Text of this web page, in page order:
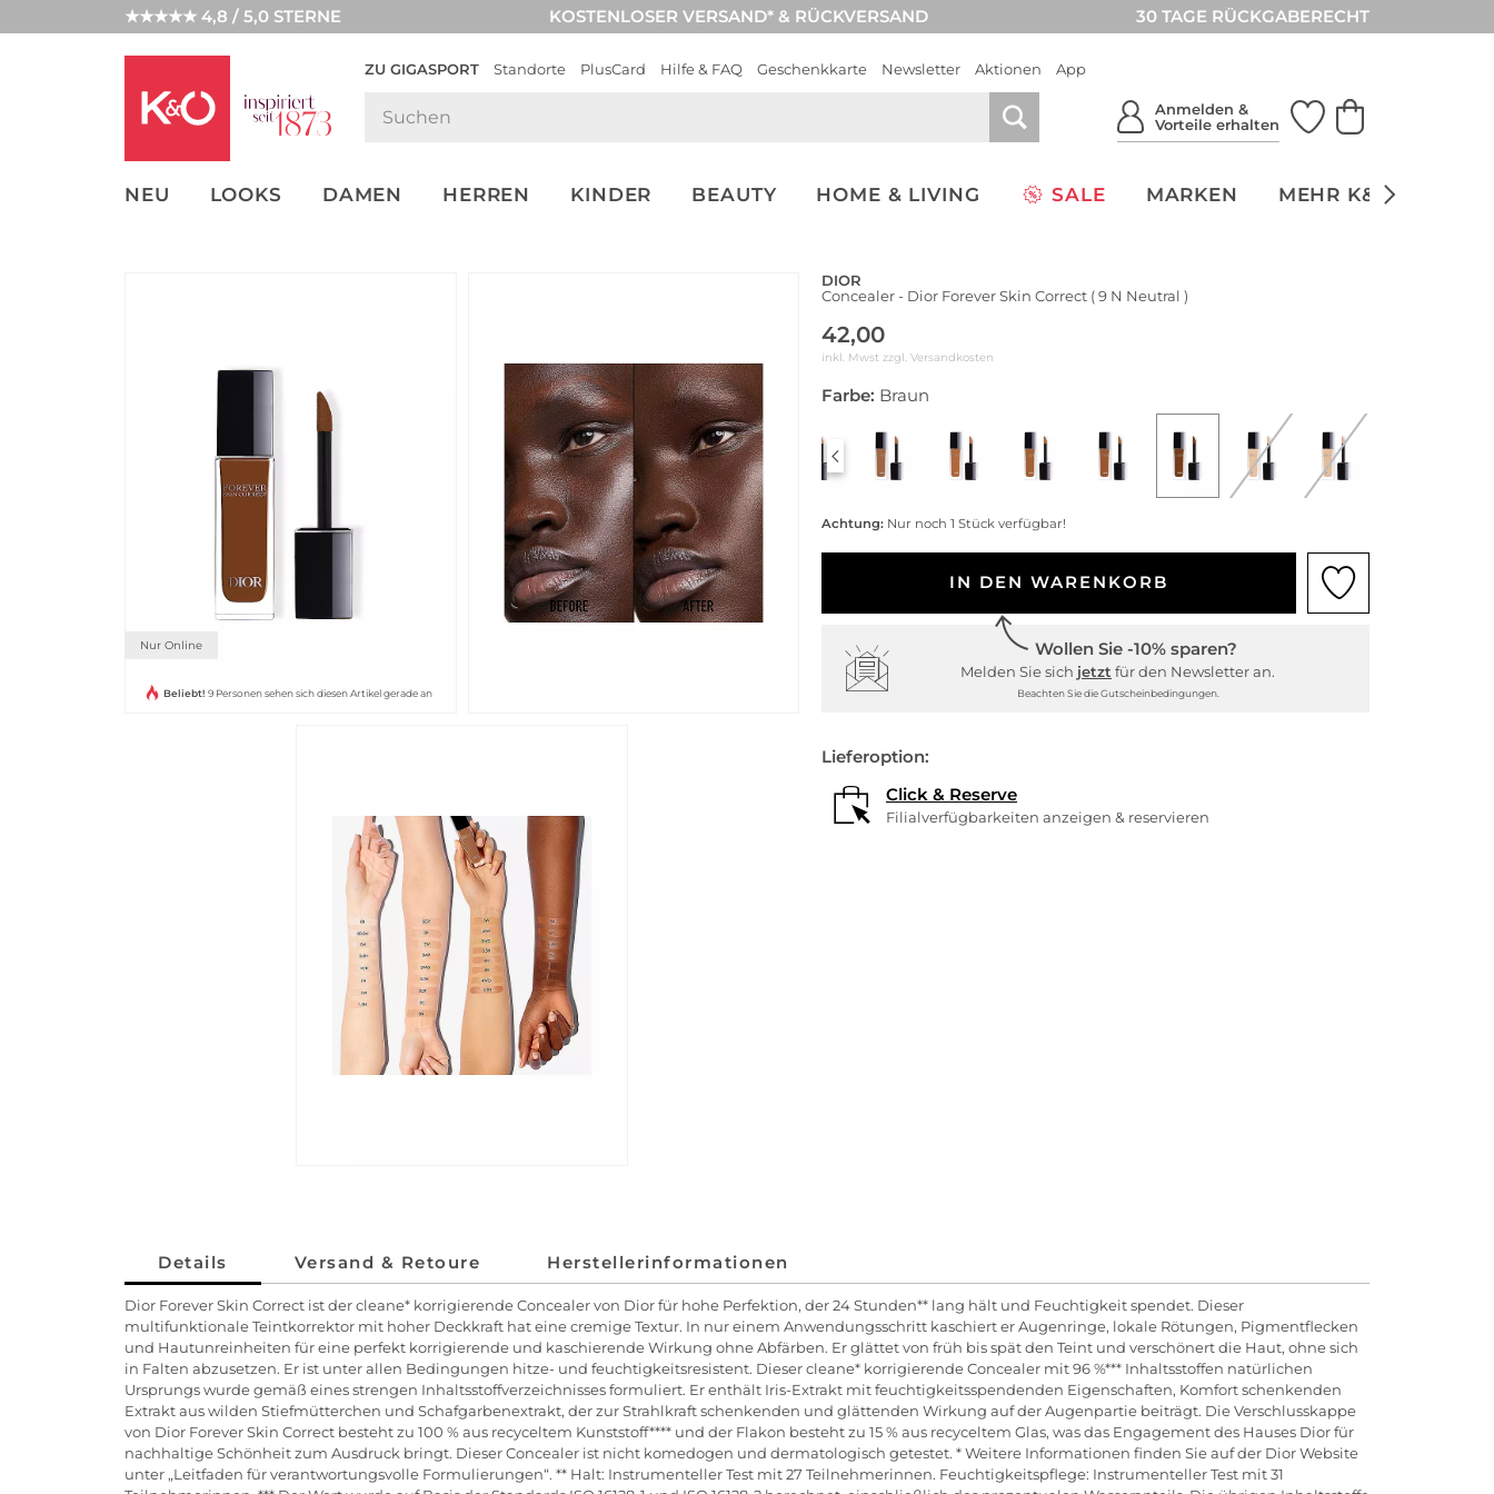
★★★★★ 4,8 / 5,0 STERNE KOSTENLOSER VERSAND* & RÜCKVERSAND 30 TAGE RÜCKGABERECHT
ZU GIGASPORT Standorte PlusCard Hilfe & FAQ Geschenkkarte Newsletter Aktionen App
Anmelden &
Vorteile erhalten
NEU LOOKS DAMEN HERREN KINDER BEAUTY HOME & LIVING SALE MARKEN MEHR K&Ö
UNSERE APP
CLICK &
Nur Online
Beliebt! 9 Personen sehen sich diesen Artikel gerade an
DIOR
Concealer - Dior Forever Skin Correct ( 9 N Neutral )
42,00
inkl. Mwst zzgl. Versandkosten
Farbe: Braun
Achtung: Nur noch 1 Stück verfügbar!
IN DEN WARENKORB
Wollen Sie -10% sparen?
Melden Sie sich jetzt für den Newsletter an.
Beachten Sie die Gutscheinbedingungen.
Lieferoption:
Click & Reserve
Filialverfügbarkeiten anzeigen & reservieren
Details Versand & Retoure Herstellerinformationen
Dior Forever Skin Correct ist der cleane* korrigierende Concealer von Dior für hohe Perfektion, der 24 Stunden** lang hält und Feuchtigkeit spendet. Dieser
multifunktionale Teintkorrektor mit hoher Deckkraft hat eine cremige Textur. In nur einem Anwendungsschritt kaschiert er Augenringe, lokale Rötungen, Pigmentflecken
und Hautunreinheiten für eine perfekt korrigierende und kaschierende Wirkung ohne Abfärben. Er glättet von früh bis spät den Teint und verschönert die Haut, ohne sich
in Falten abzusetzen. Er ist unter allen Bedingungen hitze- und feuchtigkeitsresistent. Dieser cleane* korrigierende Concealer mit 96 %*** Inhaltsstoffen natürlichen
Ursprungs wurde gemäß eines strengen Inhaltsstoffverzeichnisses formuliert. Er enthält Iris-Extrakt mit feuchtigkeitsspendenden Eigenschaften, Komfort schenkenden
Extrakt aus wilden Stiefmütterchen und Schafgarbenextrakt, der zur Strahlkraft schenkenden und glättenden Wirkung auf der Augenpartie beiträgt. Die Verschlusskappe
von Dior Forever Skin Correct besteht zu 100 % aus recyceltem Kunststoff**** und der Flakon besteht zu 15 % aus recyceltem Glas, was das Engagement des Hauses Dior für
nachhaltige Schönheit zum Ausdruck bringt. Dieser Concealer ist nicht komedogen und dermatologisch getestet. * Weitere Informationen finden Sie auf der Dior Website
unter „Leitfaden für verantwortungsvolle Formulierungen“. ** Halt: Instrumenteller Test mit 27 Teilnehmerinnen. Feuchtigkeitspflege: Instrumenteller Test mit 31